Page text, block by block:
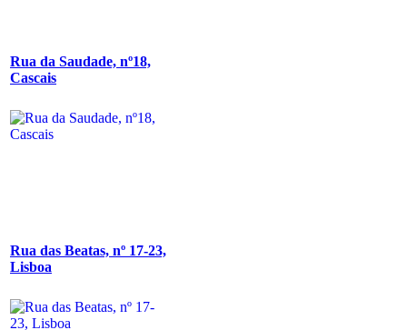
Rua da Saudade, nº18,
Cascais
Rua das Beatas, nº 17-23,
Lisboa